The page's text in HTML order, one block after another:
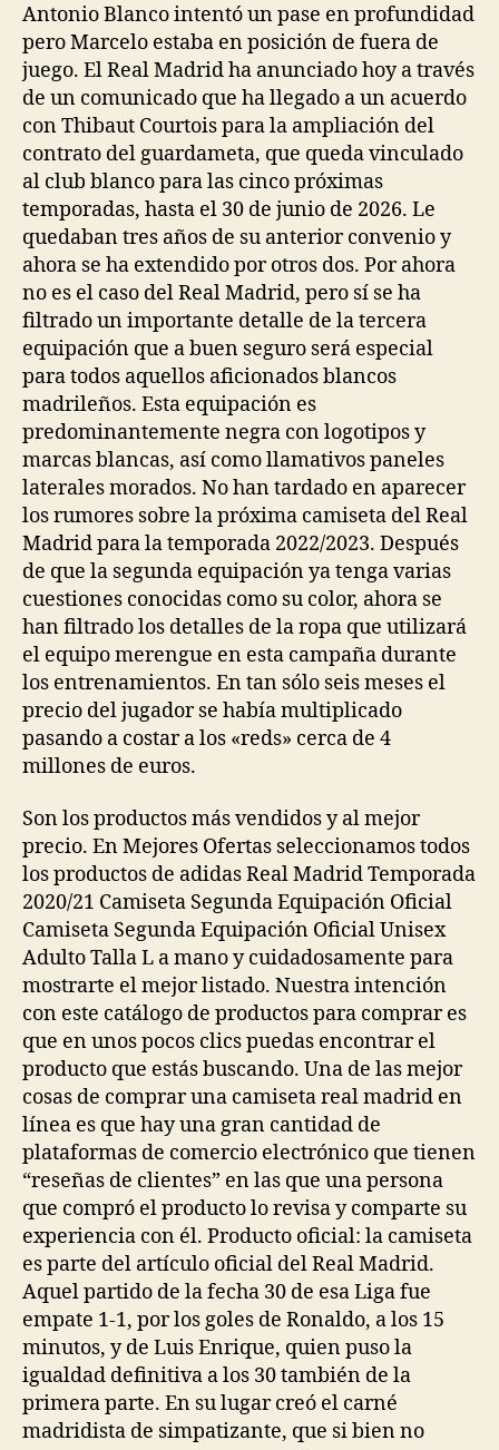
Antonio Blanco intentó un pase en profundidad
pero Marcelo estaba en posición de fuera de
juego. El Real Madrid ha anunciado hoy a través
de un comunicado que ha llegado a un acuerdo
con Thibaut Courtois para la ampliación del
contrato del guardameta, que queda vinculado
al club blanco para las cinco próximas
temporadas, hasta el 30 de junio de 2026. Le
quedaban tres años de su anterior convenio y
ahora se ha extendido por otros dos. Por ahora
no es el caso del Real Madrid, pero sí se ha
filtrado un importante detalle de la tercera
equipación que a buen seguro será especial
para todos aquellos aficionados blancos
madrileños. Esta equipación es
predominantemente negra con logotipos y
marcas blancas, así como llamativos paneles
laterales morados. No han tardado en aparecer
los rumores sobre la próxima camiseta del Real
Madrid para la temporada 2022/2023. Después
de que la segunda equipación ya tenga varias
cuestiones conocidas como su color, ahora se
han filtrado los detalles de la ropa que utilizará
el equipo merengue en esta campaña durante
los entrenamientos. En tan sólo seis meses el
precio del jugador se había multiplicado
pasando a costar a los «reds» cerca de 4
millones de euros.
Son los productos más vendidos y al mejor
precio. En Mejores Ofertas seleccionamos todos
los productos de adidas Real Madrid Temporada
2020/21 Camiseta Segunda Equipación Oficial
Camiseta Segunda Equipación Oficial Unisex
Adulto Talla L a mano y cuidadosamente para
mostrarte el mejor listado. Nuestra intención
con este catálogo de productos para comprar es
que en unos pocos clics puedas encontrar el
producto que estás buscando. Una de las mejor
cosas de comprar una camiseta real madrid en
línea es que hay una gran cantidad de
plataformas de comercio electrónico que tienen
“reseñas de clientes” en las que una persona
que compró el producto lo revisa y comparte su
experiencia con él. Producto oficial: la camiseta
es parte del artículo oficial del Real Madrid.
Aquel partido de la fecha 30 de esa Liga fue
empate 1-1, por los goles de Ronaldo, a los 15
minutos, y de Luis Enrique, quien puso la
igualdad definitiva a los 30 también de la
primera parte. En su lugar creó el carné
madridista de simpatizante, que si bien no